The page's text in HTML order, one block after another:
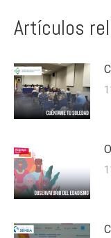
Artículos